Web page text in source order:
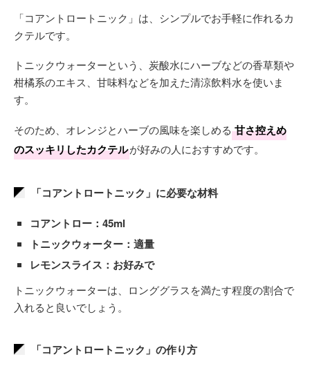
「コアントロートニック」は、シンプルでお手軽に作れるカ
クテルです。
トニックウォーターという、炭酸水にハーブなどの香草類や
柑橘系のエキス、甘味料などを加えた清涼飲料水を使いま
す。
そのため、オレンジとハーブの風味を楽しめる 甘さ控えめ
のスッキリしたカクテルが好みの人におすすめです。
「コアントロートニック」に必要な材料
コアントロー：45ml
トニックウォーター：適量
レモンスライス：お好みで
トニックウォーターは、ロンググラスを満たす程度の割合で
入れると良いでしょう。
「コアントロートニック」の作り方